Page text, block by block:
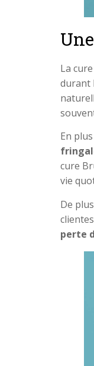
La
durant
En
cure
vie
De
perte